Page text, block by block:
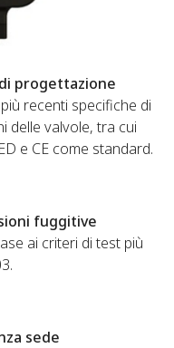
progettazione
recenti specifiche di
delle valvole, tra cui
e CE come standard.
fuggitive
ai criteri di test più
sede